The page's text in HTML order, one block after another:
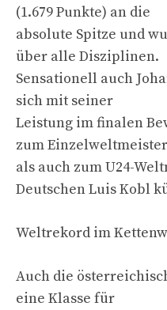
(1.679 Punkte) an die
absolute Spitze und
über alle Disziplinen.
Sensationell auch
sich mit seiner
Leistung im finalen
zum Einzelweltmeister
als auch zum U24-
Deutschen Luis Kobl
Weltrekord im
Auch die
eine Klasse für